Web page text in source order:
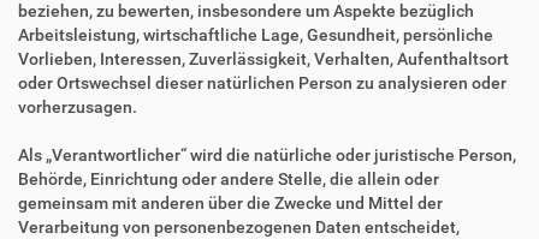
beziehen, zu bewerten, insbesondere um Aspekte bezüglich
Arbeitsleistung, wirtschaftliche Lage, Gesundheit, persönliche
Vorlieben, Interessen, Zuverlässigkeit, Verhalten, Aufenthaltsort
oder Ortswechsel dieser natürlichen Person zu analysieren oder
vorherzusagen.
Als „Verantwortlicher“ wird die natürliche oder juristische Person,
Behörde, Einrichtung oder andere Stelle, die allein oder
gemeinsam mit anderen über die Zwecke und Mittel der
Verarbeitung von personenbezogenen Daten entscheidet,